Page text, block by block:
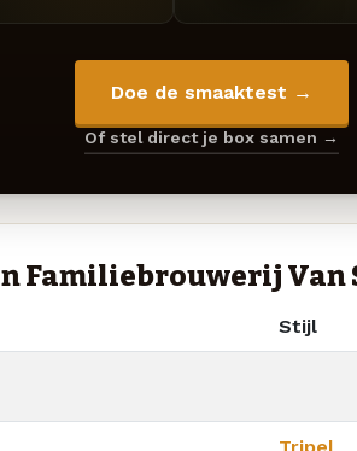
Doe de smaaktest →
Of stel direct je box samen →
Familiebrouwerij Van
Stijl